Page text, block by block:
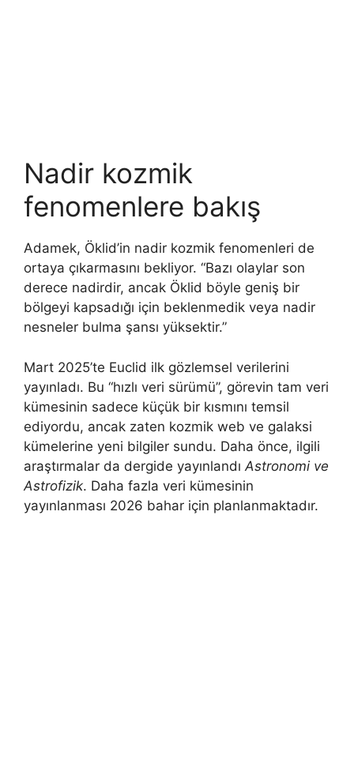
Nadir kozmik
fenomenlere bakış
Adamek, Öklid’in nadir kozmik fenomenleri de
ortaya çıkarmasını bekliyor. “Bazı olaylar son
derece nadirdir, ancak Öklid böyle geniş bir
bölgeyi kapsadığı için beklenmedik veya nadir
nesneler bulma şansı yüksektir.”
Mart 2025’te Euclid ilk gözlemsel verilerini
yayınladı. Bu “hızlı veri sürümü”, görevin tam veri
kümesinin sadece küçük bir kısmını temsil
ediyordu, ancak zaten kozmik web ve galaksi
kümelerine yeni bilgiler sundu. Daha önce, ilgili
araştırmalar da dergide yayınlandı Astronomi ve
Astrofizik. Daha fazla veri kümesinin
yayınlanması 2026 bahar için planlanmaktadır.